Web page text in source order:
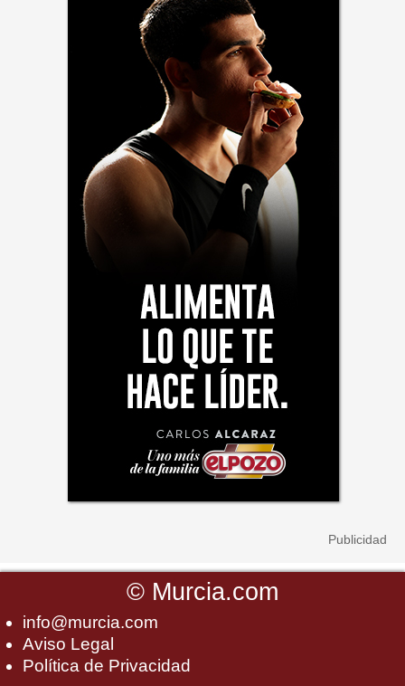
© Murcia.com
info@murcia.com
Aviso Legal
Política de Privacidad